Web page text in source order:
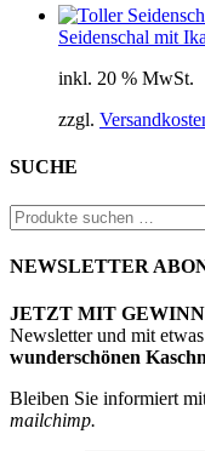
Seidenschal mit
inkl. 20 % MwSt.
zzgl.
SUCHE
Suchen
nach:
NEWSLETTER
JETZT MIT
Newsletter und mit
wunderschönen
Bleiben Sie informiert
mailchimp.